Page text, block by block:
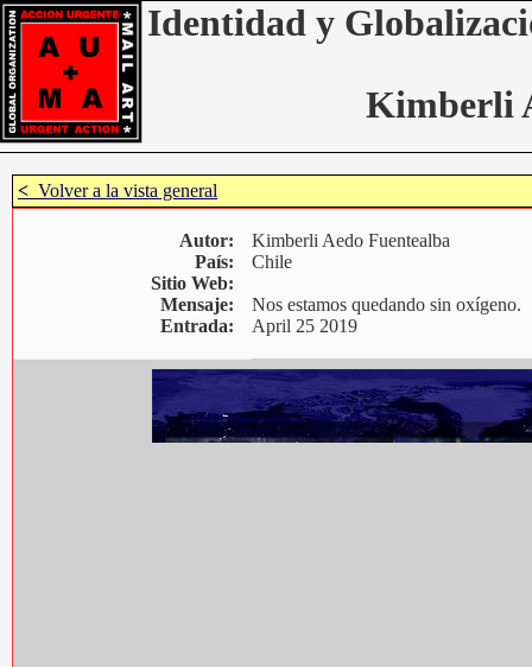
Identidad y
Kimberli
< Volver a la vista general
Autor:
País:
Sitio Web:
Mensaje:
Kimberli Aedo Fuentealba
Chile
Nos estamos quedando sin oxígeno.
Entrada:
April 25 2019